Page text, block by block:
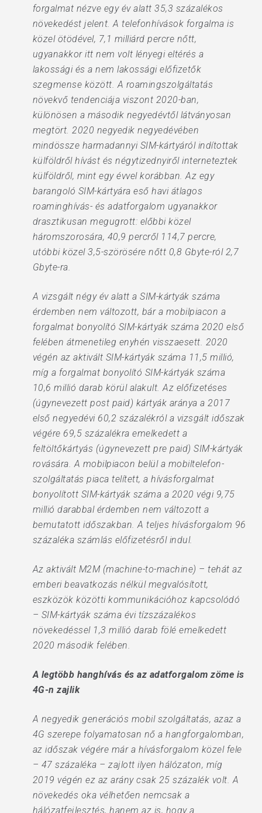
forgalmat nézve egy év alatt 35,3 százalékos
növekedést jelent. A telefonhívások forgalma is
közel ötödével, 7,1 milliárd percre nőtt,
ugyanakkor itt nem volt lényegi eltérés a
lakossági és a nem lakossági előfizetők
szegmense között. A roamingszolgáltatás
növekvő tendenciája viszont 2020-ban,
különösen a második negyedévtől látványosan
megtört. 2020 negyedik negyedévében
mindössze harmadannyi SIM-kártyáról indítottak
külföldről hívást és négytizednyiről interneteztek
külföldről, mint egy évvel korábban. Az egy
barangoló SIM-kártyára eső havi átlagos
roaminghívás- és adatforgalom ugyanakkor
drasztikusan megugrott: előbbi közel
háromszorosára, 40,9 percről 114,7 percre,
utóbbi közel 3,5-szörösére nőtt 0,8 Gbyte-ról 2,7
Gbyte-ra.
A vizsgált négy év alatt a SIM-kártyák száma
érdemben nem változott, bár a mobilpiacon a
forgalmat bonyolító SIM-kártyák száma 2020 első
felében átmenetileg enyhén visszaesett. 2020
végén az aktivált SIM-kártyák száma 11,5 millió,
míg a forgalmat bonyolító SIM-kártyák száma
10,6 millió darab körül alakult. Az előfizetéses
(úgynevezett post paid) kártyák aránya a 2017
első negyedévi 60,2 százalékról a vizsgált időszak
végére 69,5 százalékra emelkedett a
feltöltőkártyás (úgynevezett pre paid) SIM-kártyák
rovására. A mobilpiacon belül a mobiltelefon-
szolgáltatás piaca telített, a hívásforgalmat
bonyolított SIM-kártyák száma a 2020 végi 9,75
millió darabbal érdemben nem változott a
bemutatott időszakban. A teljes hívásforgalom 96
százaléka számlás előfizetésről indul.
Az aktivált M2M (machine-to-machine) – tehát az
emberi beavatkozás nélkül megvalósított,
eszközök közötti kommunikációhoz kapcsolódó
– SIM-kártyák száma évi tízszázalékos
növekedéssel 1,3 millió darab fölé emelkedett
2020 második felében.
A legtöbb hanghívás és az adatforgalom zöme is
4G-n zajlik
A negyedik generációs mobil szolgáltatás, azaz a
4G szerepe folyamatosan nő a hangforgalomban,
az időszak végére már a hívásforgalom közel fele
– 47 százaléka – zajlott ilyen hálózaton, míg
2019 végén ez az arány csak 25 százalék volt. A
növekedés oka vélhetően nemcsak a
hálózatfejlesztés, hanem az is, hogy a